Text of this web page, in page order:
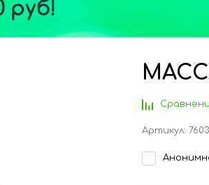
Артикул: 7603